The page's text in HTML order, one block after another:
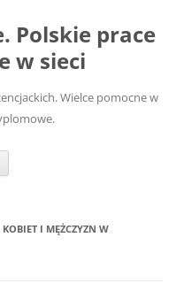
Polskie prace
w sieci
Wielce pomocne w
I MĘŻCZYZN W